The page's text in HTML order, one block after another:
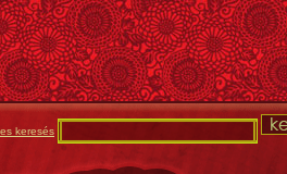
keresés